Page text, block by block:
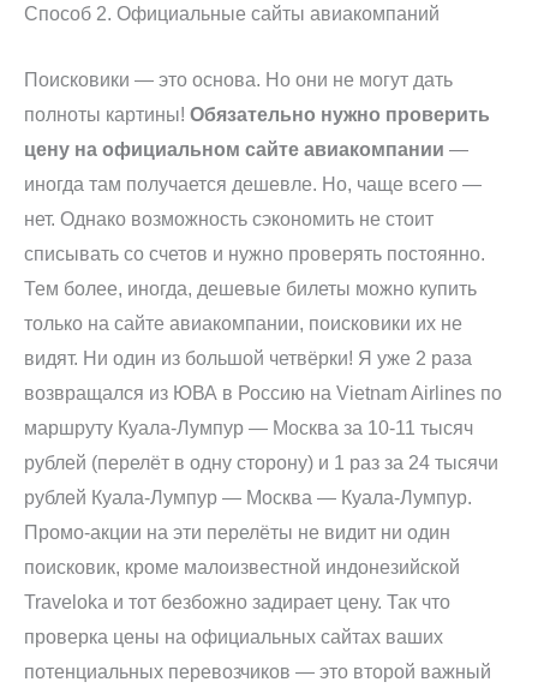
Способ 2. Официальные сайты авиакомпаний
Поисковики — это основа. Но они не могут дать
полноты картины! Обязательно нужно проверить
цену на официальном сайте авиакомпании —
иногда там получается дешевле. Но, чаще всего —
нет. Однако возможность сэкономить не стоит
списывать со счетов и нужно проверять постоянно.
Тем более, иногда, дешевые билеты можно купить
только на сайте авиакомпании, поисковики их не
видят. Ни один из большой четвёрки! Я уже 2 раза
возвращался из ЮВА в Россию на Vietnam Airlines по
маршруту Куала-Лумпур — Москва за 10-11 тысяч
рублей (перелёт в одну сторону) и 1 раз за 24 тысячи
рублей Куала-Лумпур — Москва — Куала-Лумпур.
Промо-акции на эти перелёты не видит ни один
поисковик, кроме малоизвестной индонезийской
Traveloka и тот безбожно задирает цену. Так что
проверка цены на официальных сайтах ваших
потенциальных перевозчиков — это второй важный